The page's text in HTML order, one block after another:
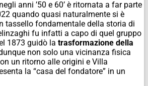
anni ’50 e 60’ è ritornata a far parte
quando quasi naturalmente si è
tassello fondamentale della storia di
fu infatti a capo di quel gruppo
1873 guidò la trasformazione della
non solo una vicinanza fisica
un ritorno alle origini e Villa
la “casa del fondatore” in un